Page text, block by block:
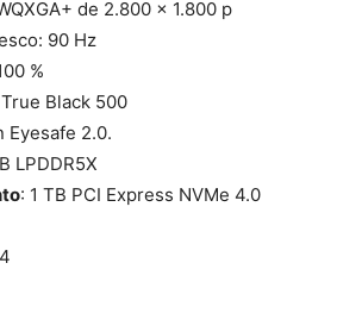
de 2.800 x 1.800 p
90 Hz
%
Black 500
Eyesafe 2.0.
LPDDR5X
: 1 TB PCI Express NVMe 4.0